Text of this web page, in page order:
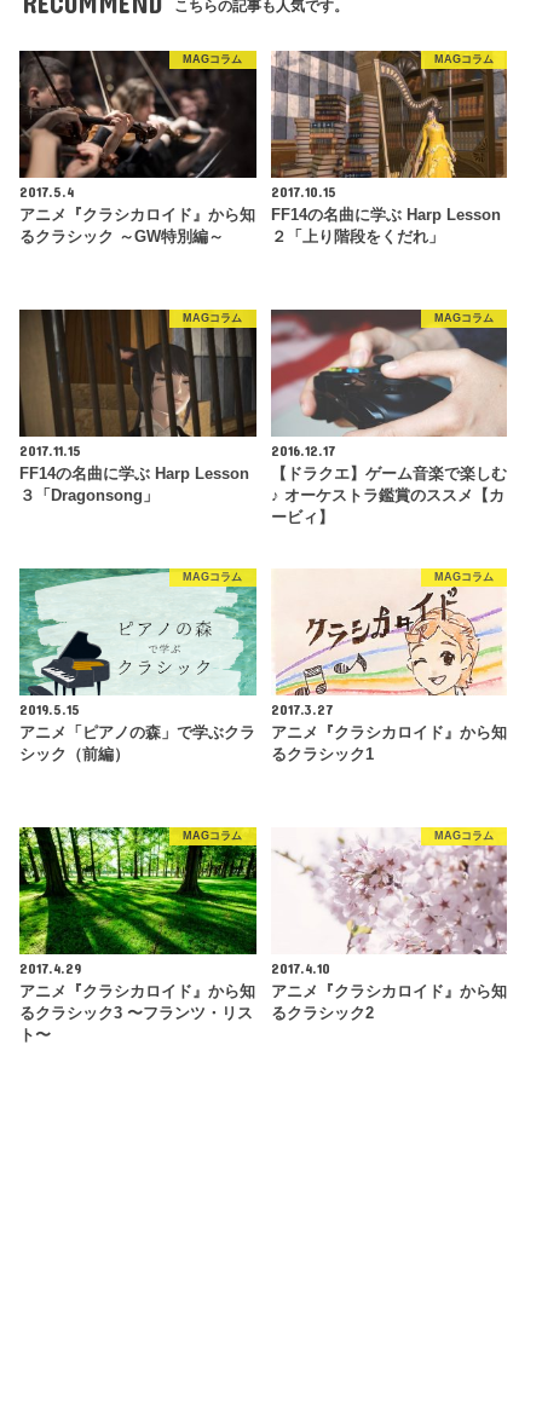
こちらの記事も人気です。
MAGコラム
2017.5.4
アニメ『クラシカロイド』から知
るクラシック ～GW特別編～
MAGコラム
2017.10.15
FF14の名曲に学ぶ Harp Lesson
２「上り階段をくだれ」
MAGコラム
2017.11.15
FF14の名曲に学ぶ Harp Lesson
３「Dragonsong」
MAGコラム
2016.12.17
【ドラクエ】ゲーム音楽で楽しむ
♪ オーケストラ鑑賞のススメ【カ
ービィ】
MAGコラム
2019.5.15
アニメ「ピアノの森」で学ぶクラ
シック（前編）
MAGコラム
2017.3.27
アニメ『クラシカロイド』から知
るクラシック1
MAGコラム
2017.4.29
アニメ『クラシカロイド』から知
るクラシック3 〜フランツ・リス
ト〜
MAGコラム
2017.4.10
アニメ『クラシカロイド』から知
るクラシック2